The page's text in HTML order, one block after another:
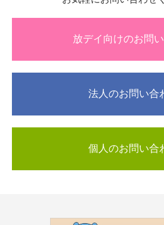
放デイ向けのお問
法人のお問い合
個人のお問い合